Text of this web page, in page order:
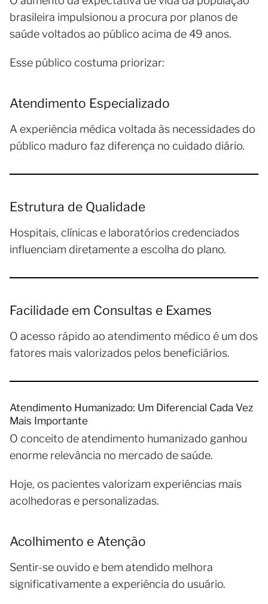
brasileira impulsionou a procura por planos de
saúde voltados ao público acima de 49 anos.
Esse público costuma priorizar:
Atendimento Especializado
A experiência médica voltada às necessidades do
público maduro faz diferença no cuidado diário.
Estrutura de Qualidade
Hospitais, clínicas e laboratórios credenciados
influenciam diretamente a escolha do plano.
Facilidade em Consultas e Exames
O acesso rápido ao atendimento médico é um dos
fatores mais valorizados pelos beneficiários.
Atendimento Humanizado: Um Diferencial Cada Vez
Mais Importante
O conceito de atendimento humanizado ganhou
enorme relevância no mercado de saúde.
Hoje, os pacientes valorizam experiências mais
acolhedoras e personalizadas.
Acolhimento e Atenção
Sentir-se ouvido e bem atendido melhora
significativamente a experiência do usuário.